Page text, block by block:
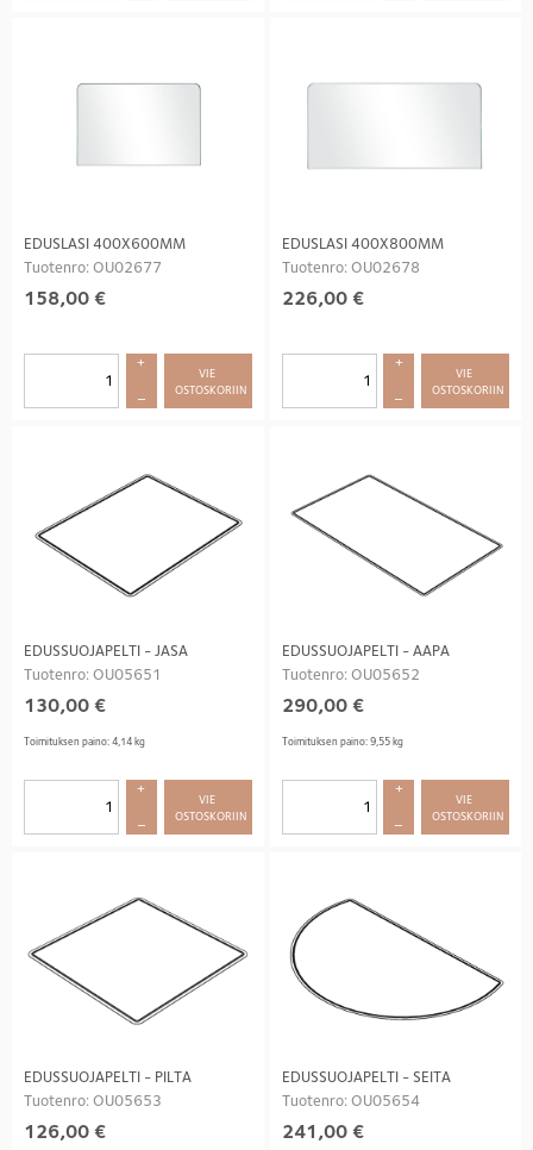
EDUSLASI 400X600MM
Tuotenro: OU02677
158,00 €
+
–
VIE
OSTOSKORIIN
EDUSLASI 400X800MM
Tuotenro: OU02678
226,00 €
+
–
VIE
OSTOSKORIIN
EDUSSUOJAPELTI - JASA
Tuotenro: OU05651
130,00 €
Toimituksen paino: 4,14 kg
+
–
VIE
OSTOSKORIIN
EDUSSUOJAPELTI - AAPA
Tuotenro: OU05652
290,00 €
Toimituksen paino: 9,55 kg
+
–
VIE
OSTOSKORIIN
EDUSSUOJAPELTI - PILTA
Tuotenro: OU05653
126,00 €
EDUSSUOJAPELTI - SEITA
Tuotenro: OU05654
241,00 €